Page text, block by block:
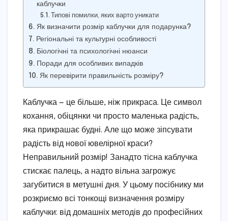
каблучки
Типові помилки, яких варто уникати
Як визначити розмір каблучки для подарунка?
Регіональні та культурні особливості
Біологічні та психологічні нюанси
Поради для особливих випадків
Як перевірити правильність розміру?
Каблучка — це більше, ніж прикраса. Це символ
кохання, обіцянки чи просто маленька радість,
яка прикрашає будні. Але що може зіпсувати
радість від нової ювелірної краси?
Неправильний розмір! Занадто тісна каблучка
стискає палець, а надто вільна загрожує
загубитися в метушні дня. У цьому посібнику ми
розкриємо всі тонкощі визначення розміру
каблучки: від домашніх методів до професійних